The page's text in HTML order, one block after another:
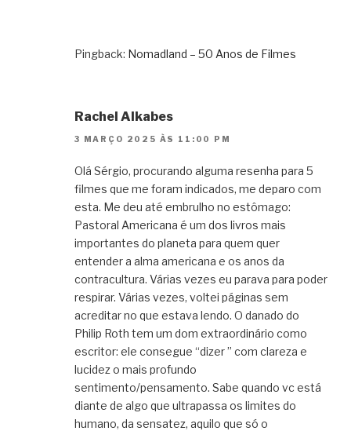
Pingback: Nomadland – 50 Anos de Filmes
Rachel Alkabes
3 MARÇO 2025 ÀS 11:00 PM
Olá Sérgio, procurando alguma resenha para 5
filmes que me foram indicados, me deparo com
esta. Me deu até embrulho no estômago:
Pastoral Americana é um dos livros mais
importantes do planeta para quem quer
entender a alma americana e os anos da
contracultura. Várias vezes eu parava para poder
respirar. Várias vezes, voltei páginas sem
acreditar no que estava lendo. O danado do
Philip Roth tem um dom extraordinário como
escritor: ele consegue “dizer ” com clareza e
lucidez o mais profundo
sentimento/pensamento. Sabe quando vc está
diante de algo que ultrapassa os limites do
humano, da sensatez, aquilo que só o